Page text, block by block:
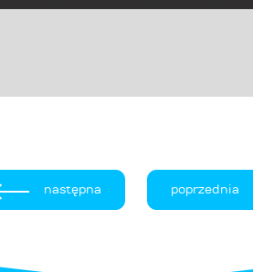
następna poprzednia